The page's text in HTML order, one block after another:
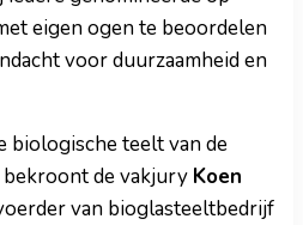
eigen ogen te beoordelen
voor duurzaamheid en
biologische teelt van de
de vakjury Koen
van bioglasteeltbedrijf